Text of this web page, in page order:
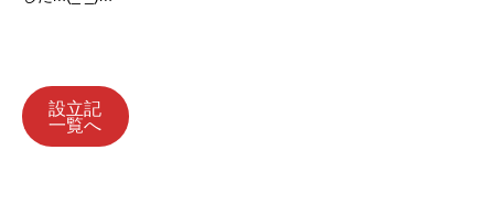
設立記
一覧へ